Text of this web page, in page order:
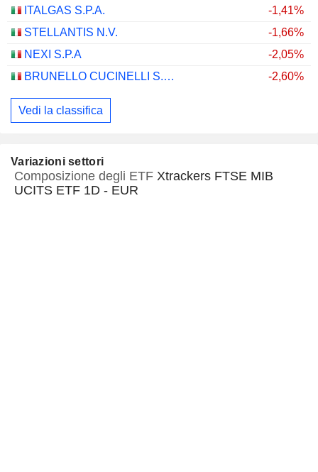
ITALGAS S.P.A.
-1,41%
STELLANTIS N.V.
-1,66%
NEXI S.P.A
-2,05%
BRUNELLO CUCINELLI S.P.A.
-2,60%
Vedi la classifica
Variazioni settori
Composizione degli ETF Xtrackers FTSE MIB
UCITS ETF 1D - EUR